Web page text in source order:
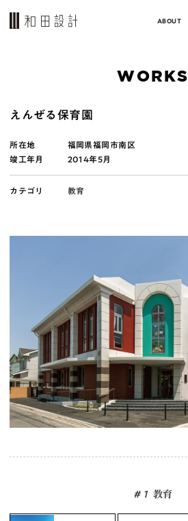
ABOUT
WORKS
えんぜる保育園
所在地
福岡県福岡市南区
竣工年月
2014年5月
カテゴリ 教育
# 1 教育